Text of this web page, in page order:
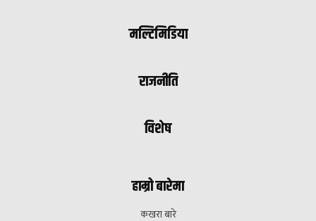
मल्टिमिडिया
राजनीति
विशेष
हाम्रो बारेमा
कखरा बारे